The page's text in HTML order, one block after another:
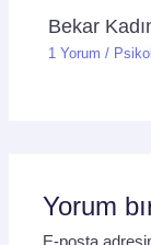
Bekar
1 Yorum /
Yorum
E-posta